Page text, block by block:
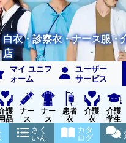
白衣・診察衣・ナース服・
店
マイ ユニフ
ォーム
ユーザー
サービス
護
品
ナー
ス
グッ
ズ
ナー
ス
ウェ
ア
患者
衣
介護
衣
介護
学生
実習
衣
カタ
ログ
さく
いん